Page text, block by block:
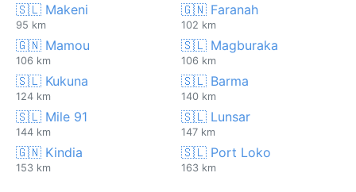
🇸🇱 Makeni
95 km
🇬🇳 Faranah
102 km
🇬🇳 Mamou
106 km
🇸🇱 Magburaka
106 km
🇸🇱 Kukuna
124 km
🇸🇱 Barma
140 km
🇸🇱 Mile 91
144 km
🇸🇱 Lunsar
147 km
🇬🇳 Kindia
153 km
🇸🇱 Port Loko
163 km